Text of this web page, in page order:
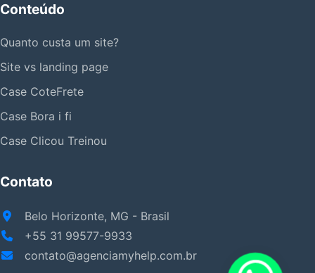
Conteúdo
Quanto custa um site?
Site vs landing page
Case CoteFrete
Case Bora i fi
Case Clicou Treinou
Contato
Belo Horizonte, MG - Brasil
+55 31 99577-9933
contato@agenciamyhelp.com.br